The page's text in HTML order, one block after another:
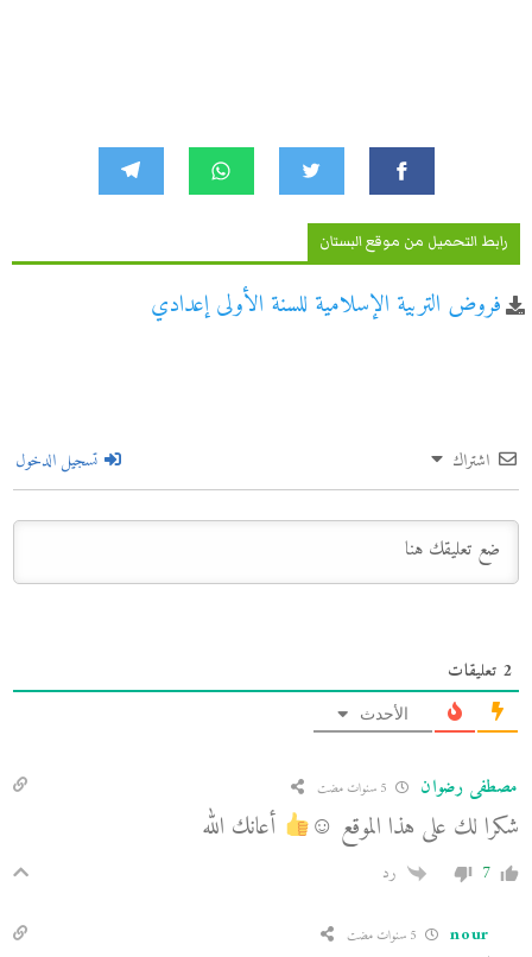
رابط التحميل من موقع البستان
فروض التربية الإسلامية للسنة الأولى إعدادي
اشتراك تسجيل الدخول
2 تعليقات
الأحدث
مصطفى رضوان
شكرا لك على هذا الموقع ☺ أعانك الله
7 رد
nour